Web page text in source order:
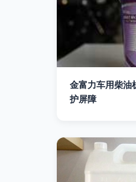
金富力车用柴油
护屏障